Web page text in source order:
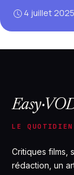
4 juillet 2025
LE QUOTIDIEN
Critiques films,
rédaction, un